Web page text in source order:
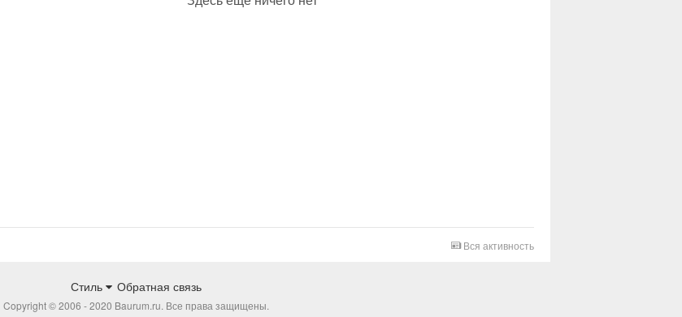
Вся активность
Стиль Обратная связь
Copyright © 2006 - 2020 Baurum.ru. Все права защищены.